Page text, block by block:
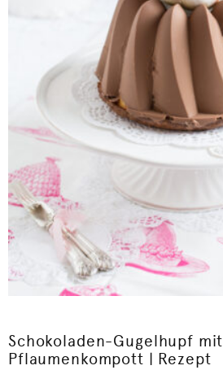
Schokoladen-Gugelhupf mit
Pflaumenkompott | Rezept